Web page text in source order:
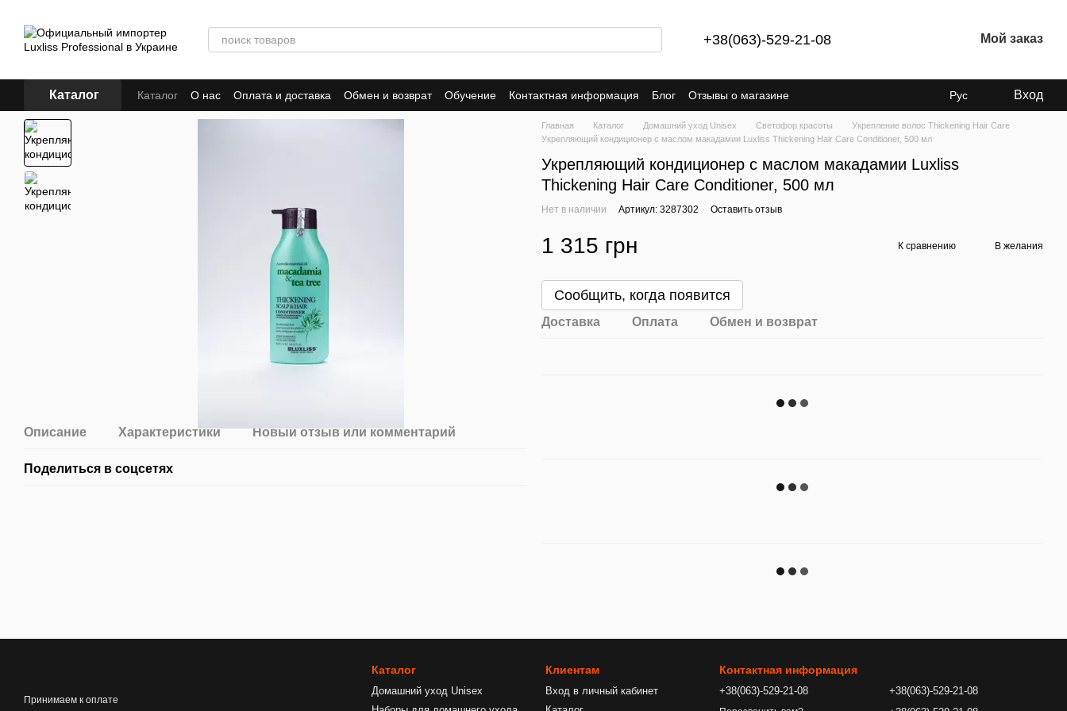
+38(063)-529-21-08 Мой заказ
Каталог Каталог О нас Оплата и доставка Обмен и возврат Обучение Контактная информация Блог
Отзывы о магазине
Как сделать заказ
Сайт и личный кабинет Договор оферты Пользовательское соглашение
Рус Вход
Описание Характеристики Новый отзыв или комментарий
Поделиться в соцсетях
Главная Каталог Домашний уход Unisex Светофор красоты
Укрепление волос Thickening Hair Care
Укрепляющий кондиционер с маслом макадамии Luxliss Thickening Hair Care Conditioner, 500 мл
Укрепляющий кондиционер с маслом макадамии Luxliss
Thickening Hair Care Conditioner, 500 мл
Нет в наличии Артикул: 3287302 Оставить отзыв
1 315 грн К сравнению В желания
Сообщить, когда появится
Доставка Оплата Обмен и возврат
Принимаем к оплате
Каталог
Домашний уход Unisex
Клиентам
Вход в личный кабинет
Контактная информация
+38(063)-529-21-08
+38(063)-529-21-08